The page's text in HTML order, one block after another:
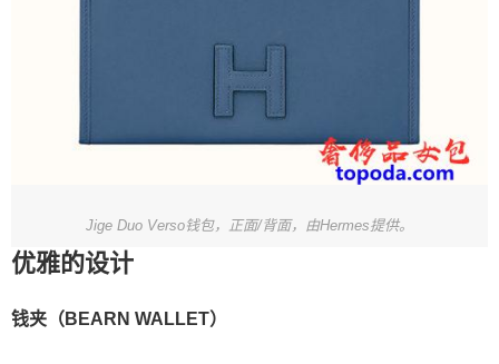
Jige Duo Verso钱包，正面/背面，由Hermes提供。
优雅的设计
钱夹（BEARN WALLET）